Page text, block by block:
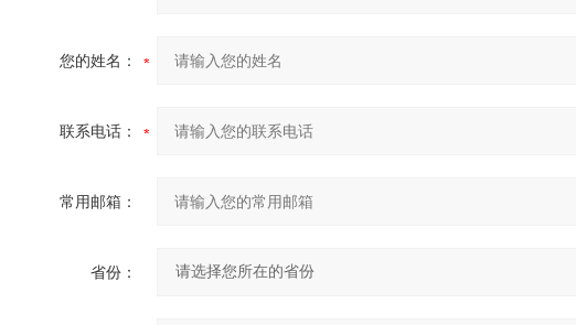
您的姓名：
联系电话：
常用邮箱：
省份：